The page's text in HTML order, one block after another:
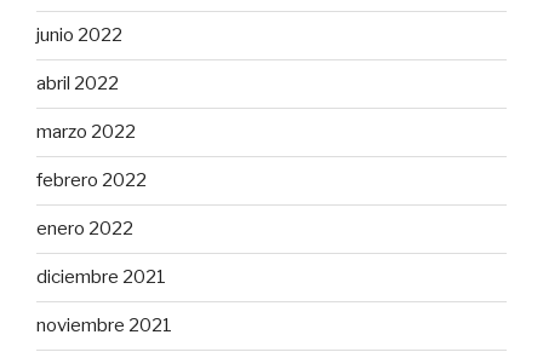
junio 2022
abril 2022
marzo 2022
febrero 2022
enero 2022
diciembre 2021
noviembre 2021